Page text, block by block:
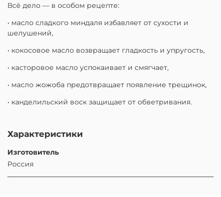
Всё дело — в особом рецепте:
• масло сладкого миндаля избавляет от сухости и
шелушений,
• кокосовое масло возвращает гладкость и упругость,
• касторовое масло успокаивает и смягчает,
• масло жожоба предотвращает появление трещинок,
• канделильский воск защищает от обветривания.
Характеристики
Изготовитель
Россия